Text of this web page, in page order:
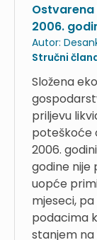
2006.
Autor:
Stručni
Složena
priljevu
poteškoće
2006.
godine nije
uopće
mjeseci,
podacima
stanjem na